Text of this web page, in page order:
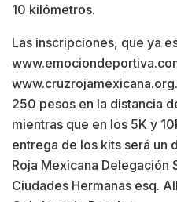
10 kilómetros.
Las inscripciones, que ya
250 pesos en la distancia
mientras que en los 5K y
entrega de los kits será un
Roja Mexicana Delegación
Ciudades Hermanas esq.